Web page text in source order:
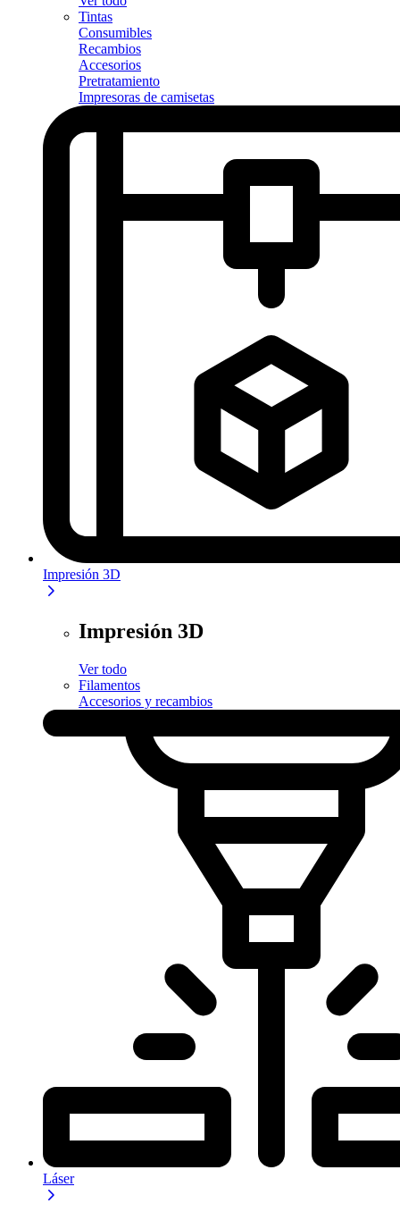
Tintas
Consumibles
Recambios
Accesorios
Pretratamiento
Impresoras de camisetas
Impresión 3D
Impresión 3D
Ver todo
Filamentos
Accesorios y recambios
Láser